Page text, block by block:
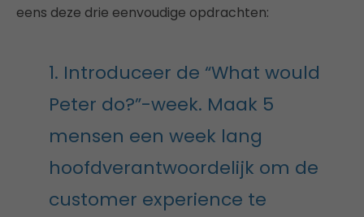
eens deze drie eenvoudige opdrachten:
1. Introduceer de “What would
Peter do?”-week. Maak 5
mensen een week lang
hoofdverantwoordelijk om de
customer experience te